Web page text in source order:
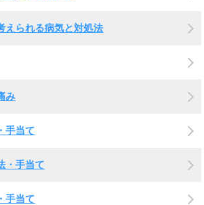
えられる病気と対処法
み
手当て
・手当て
手当て